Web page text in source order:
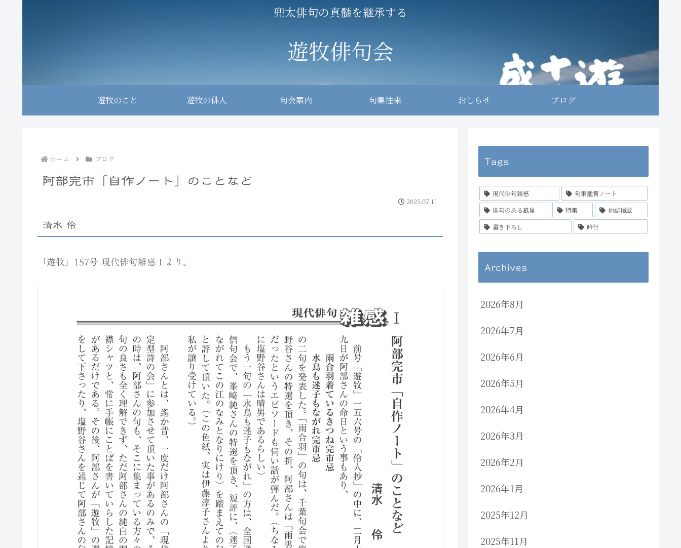
兜太俳句の真髄を継承する
遊牧俳句会
遊牧のこと 遊牧の俳人 句会案内 句集往来 おしらせ ブログ
ホーム ブログ
阿部完市「自作ノート」のことなど
2025.07.11
清水 伶
「遊牧」157号 現代俳句雑感 I より。
Tags
現代俳句雑感
句集鑑賞ノート
俳句のある風景
特集
他誌掲載
書き下ろし
吟行
Archives
2026年8月
2026年7月
2026年6月
2026年5月
2026年4月
2026年3月
2026年2月
2026年1月
2025年12月
2025年11月